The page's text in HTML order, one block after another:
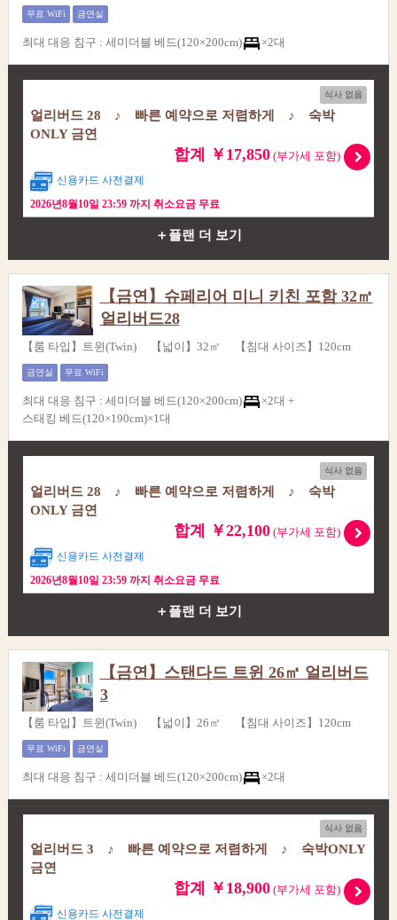
무료 WiFi 금연실
최대 대응 침구 : 세미더블 베드(120×200cm) ×2대
식사 없음
얼리버드 28 ♪ 빠른 예약으로 저렴하게 ♪ 숙박
ONLY 금연
합계 ￥17,850(부가세 포함)
신용카드 사전결제
2026년8월10일 23:59 까지 취소요금 무료
＋플랜 더 보기
【금연】슈페리어 미니 키친 포함 32㎡
얼리버드28
【룸 타입】트윈(Twin) 【넓이】32㎡ 【침대 사이즈】120cm
금연실 무료 WiFi
최대 대응 침구 : 세미더블 베드(120×200cm)
×2대 +
스태킹 베드(120×190cm)×1대
식사 없음
얼리버드 28 ♪ 빠른 예약으로 저렴하게 ♪ 숙박
ONLY 금연
합계 ￥22,100(부가세 포함)
신용카드 사전결제
2026년8월10일 23:59 까지 취소요금 무료
＋플랜 더 보기
【금연】스탠다드 트윈 26㎡ 얼리버드
3
【룸 타입】트윈(Twin) 【넓이】26㎡ 【침대 사이즈】120cm
무료 WiFi 금연실
최대 대응 침구 : 세미더블 베드(120×200cm) ×2대
식사 없음
얼리버드 3 ♪ 빠른 예약으로 저렴하게 ♪ 숙박ONLY
금연
합계 ￥18,900(부가세 포함)
신용카드 사전결제